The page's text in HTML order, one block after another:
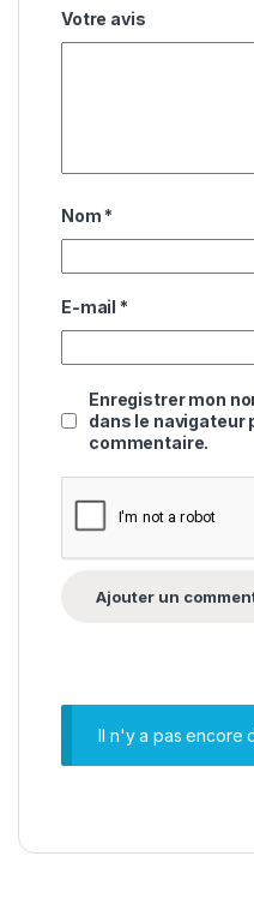
Votre avis
Nom *
E-mail *
Enregistrer mon
dans le navigateur
commentaire.
Il n'y a pas encore